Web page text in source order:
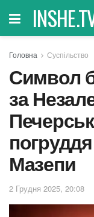
Головна Суспільство
Символ
за
Мазепи
2 Грудня 2025, 20:08